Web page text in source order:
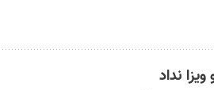
نداد